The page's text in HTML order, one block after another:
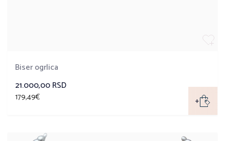
Biser ogrlica
21.000,00 RSD
179,49€ +